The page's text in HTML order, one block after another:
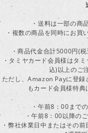
・送料は一部の商
・複数の商品を同時にお買
・商品代金合計5000円(
・タミヤカード会員様はタ
込)以上のご
ただし、Amazon Payに登録
もカード会員様特典
・午前8：00まで
・午前8：00以降の
・弊社休業日中またはその